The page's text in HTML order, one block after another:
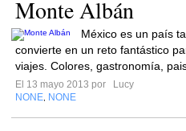
Monte Albán
México es un país
convierte en un reto fantástico
viajes. Colores, gastronomía,
El 13 mayo 2013 por
Lucy
NONE NONE